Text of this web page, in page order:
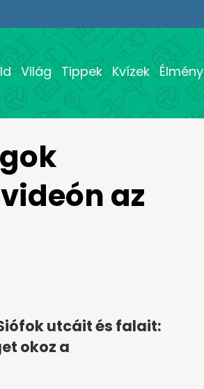
Világ Tippek Kvízek Élmény
az
utcáit és falait:
okoz a